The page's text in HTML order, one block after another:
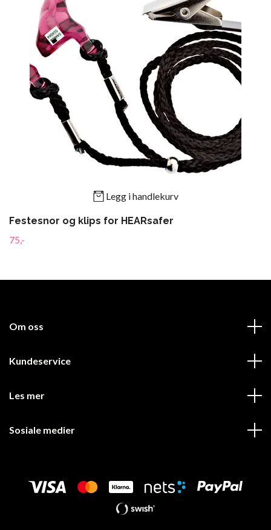
Legg i handlekurv
Festesnor og klips for HEARsafer
75,-
Om oss
Kundeservice
Les mer
Sosiale medier